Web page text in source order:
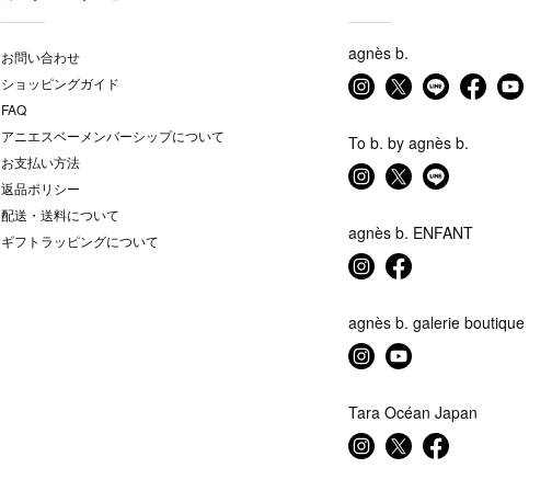
お問い合わせ
ショッピングガイド
FAQ
アニエスベーメンバーシップについて
お支払い方法
返品ポリシー
配送・送料について
ギフトラッピングについて
agnès b.
To b. by agnès b.
agnès b. ENFANT
agnès b. galerie boutique
Tara Océan Japan